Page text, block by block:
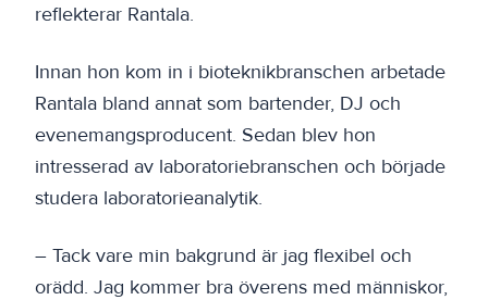
reflekterar Rantala.
Innan hon kom in i bioteknikbranschen arbetade
Rantala bland annat som bartender, DJ och
evenemangsproducent. Sedan blev hon
intresserad av laboratoriebranschen och började
studera laboratorieanalytik.
– Tack vare min bakgrund är jag flexibel och
orädd. Jag kommer bra överens med människor,